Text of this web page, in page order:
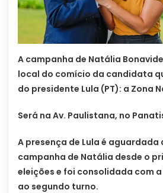
A campanha de Natália
local do comício da candidata
do presidente Lula (PT): a Zona
Será na Av. Paulistana, no
A presença de Lula é
campanha de Natália desde o
eleições e foi consolidada com
ao segundo turno.